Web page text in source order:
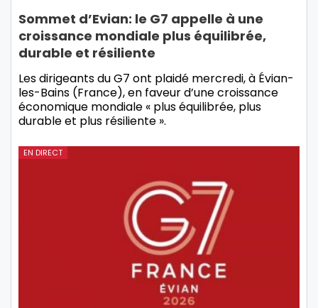
Sommet d’Evian: le G7 appelle à une
croissance mondiale plus équilibrée,
durable et résiliente
Les dirigeants du G7 ont plaidé mercredi, à Évian-
les-Bains (France), en faveur d’une croissance
économique mondiale « plus équilibrée, plus
durable et plus résiliente ».
EN DIRECT